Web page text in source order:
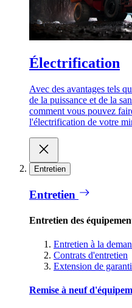
Électrification
Avec des avantages tels
de la puissance et de la
comment vous pouvez
l'électrification de votre
Entretien
Entretien
Entretien des
Entretien à la
Contrats d'entretien
Extension de
Remise à neuf